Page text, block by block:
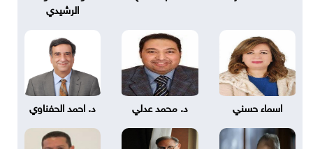
الرشيدي
اسماء حسني د. محمد عدلي د. احمد الحفناوي